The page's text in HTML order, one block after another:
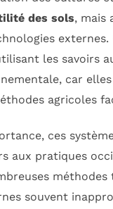
des sols, mais
externes.
les savoirs
car
agricoles
ces
aux pratiques
souvent